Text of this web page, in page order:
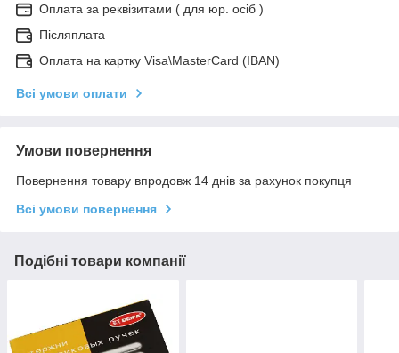
Оплата за реквізитами ( для юр. осіб )
Післяплата
Оплата на картку Visa\MasterCard (IBAN)
Всі умови оплати
Умови повернення
Повернення товару впродовж 14 днів за рахунок покупця
Всі умови повернення
Подібні товари компанії